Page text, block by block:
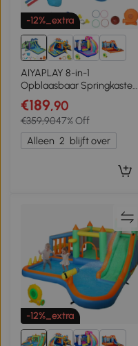
-12%_extra
AIYAPLAY 8-in-1
Opblaasbaar Springkasteel
met Haai-Design Blazer
Glijbaan Zwembad
Trampoline voor 3–8 Jaar
405x345x235cm Multicolor
€189,90
€359,9047% Off
Alleen 2 blijft over
-12%_extra